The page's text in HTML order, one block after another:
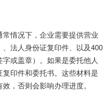
情况下，企业需要提供营业
法人身份证复印件、以及400
或盖章）。如果是委托他人
印件和委托书。这些材料是
，否则会影响办理进度。